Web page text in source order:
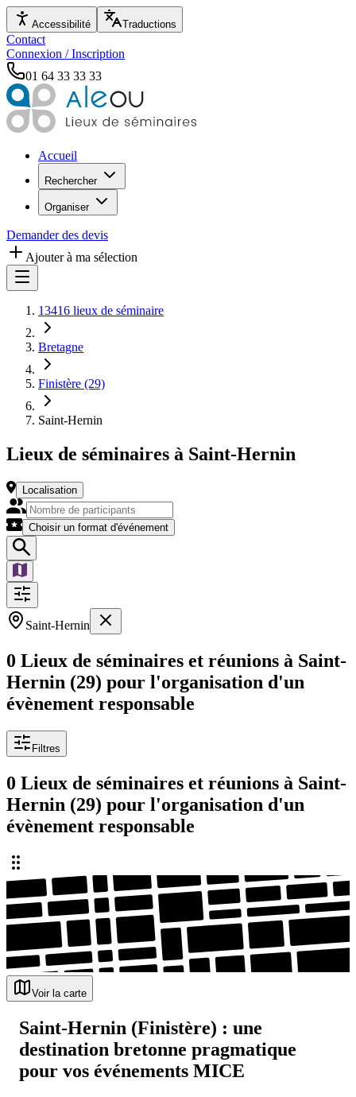
Accessibilité Traductions
Contact
Connexion / Inscription
01 64 33 33 33
Accueil
Rechercher
Organiser
Demander des devis
Ajouter à ma sélection
13416 lieux de séminaire
Bretagne
Finistère (29)
Saint-Hernin
Lieux de séminaires à Saint-Hernin
Localisation
Choisir un format d'événement
Saint-Hernin
0 Lieux de séminaires et réunions à Saint-
Hernin (29) pour l'organisation d'un
évènement responsable
Filtres
0 Lieux de séminaires et réunions à Saint-
Hernin (29) pour l'organisation d'un
évènement responsable
Voir la carte
Saint-Hernin (Finistère) : une
destination bretonne pragmatique
pour vos événements MICE